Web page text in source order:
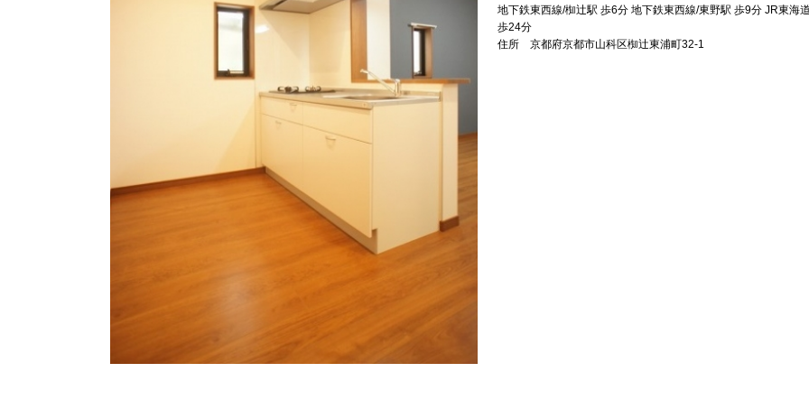
地下鉄東西線/椥辻駅 歩6分 地下鉄東西線/東野駅 歩9分 JR東海
歩24分
住所 京都府京都市山科区椥辻東浦町32-1